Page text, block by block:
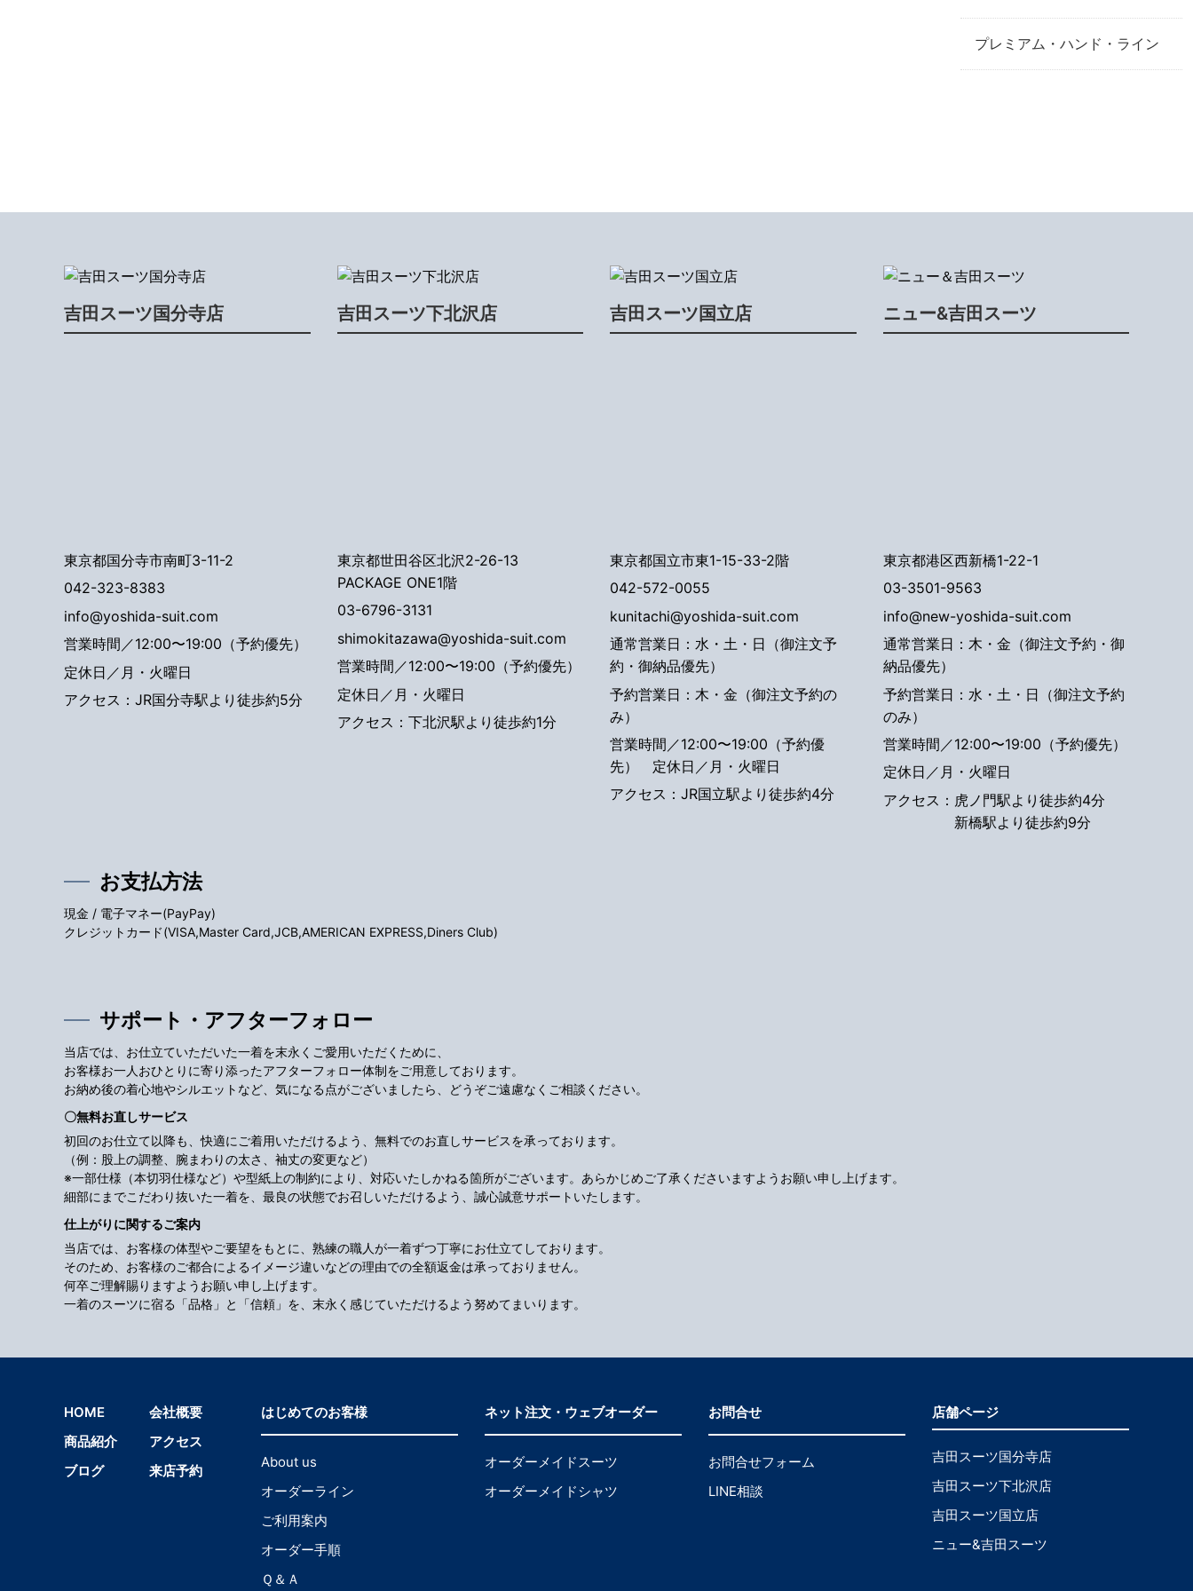
プレミアム・ハンド・ライン
吉田スーツ国分寺店
東京都国分寺市南町3-11-2
042-323-8383
info@yoshida-suit.com
営業時間／12:00〜19:00（予約優先）
定休日／月・火曜日
アクセス：JR国分寺駅より徒歩約5分
吉田スーツ下北沢店
東京都世田谷区北沢2-26-13
PACKAGE ONE1階
03-6796-3131
shimokitazawa@yoshida-suit.com
営業時間／12:00〜19:00（予約優先）
定休日／月・火曜日
アクセス：下北沢駅より徒歩約1分
吉田スーツ国立店
東京都国立市東1-15-33-2階
042-572-0055
kunitachi@yoshida-suit.com
通常営業日：水・土・日（御注文予
約・御納品優先）
予約営業日：木・金（御注文予約の
み）
営業時間／12:00〜19:00（予約優
先） 定休日／月・火曜日
アクセス：JR国立駅より徒歩約4分
ニュー&吉田スーツ
東京都港区西新橋1-22-1
03-3501-9563
info@new-yoshida-suit.com
通常営業日：木・金（御注文予約・御
納品優先）
予約営業日：水・土・日（御注文予約
のみ）
営業時間／12:00〜19:00（予約優先）
定休日／月・火曜日
アクセス： 虎ノ門駅より徒歩約4分
新橋駅より徒歩約9分
お支払方法
現金 / 電子マネー(PayPay)
クレジットカード(VISA,Master Card,JCB,AMERICAN EXPRESS,Diners Club)
サポート・アフターフォロー
当店では、お仕立ていただいた一着を末永くご愛用いただくために、
お客様お一人おひとりに寄り添ったアフターフォロー体制をご用意しております。
お納め後の着心地やシルエットなど、気になる点がございましたら、どうぞご遠慮なくご相談ください。
〇無料お直しサービス
初回のお仕立て以降も、快適にご着用いただけるよう、無料でのお直しサービスを承っております。
（例：股上の調整、腕まわりの太さ、袖丈の変更など）
※一部仕様（本切羽仕様など）や型紙上の制約により、対応いたしかねる箇所がございます。あらかじめご了承くださいますようお願い申し上げます。
細部にまでこだわり抜いた一着を、最良の状態でお召しいただけるよう、誠心誠意サポートいたします。
仕上がりに関するご案内
当店では、お客様の体型やご要望をもとに、熟練の職人が一着ずつ丁寧にお仕立てしております。
そのため、お客様のご都合によるイメージ違いなどの理由での全額返金は承っておりません。
何卒ご理解賜りますようお願い申し上げます。
一着のスーツに宿る「品格」と「信頼」を、末永く感じていただけるよう努めてまいります。
HOME
商品紹介
ブログ
会社概要
アクセス
来店予約
はじめてのお客様
About us
オーダーライン
ご利用案内
オーダー手順
Ｑ＆Ａ
ネット注文・ウェブオーダー
オーダーメイドスーツ
オーダーメイドシャツ
お問合せ
お問合せフォーム
LINE相談
店舗ページ
吉田スーツ国分寺店
吉田スーツ下北沢店
吉田スーツ国立店
ニュー&吉田スーツ